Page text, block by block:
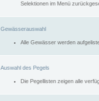
Selektionen im Menü
Gewässerauswahl
Alle Gewässer werden
Auswahl des Pegels
Die Pegellisten zeigen alle